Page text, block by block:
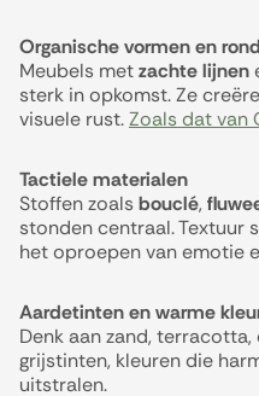
Organische vormen en
Meubels metzachte lijnen
sterk in opkomst. Ze
visuele rust.Zoals dat van
Tactiele materialen
Stoffen zoalsbouclé,
stonden centraal. Textuur
het oproepen van emotie
Aardetinten en warme
Denk aan zand,
grijstinten, kleuren die
uitstralen.